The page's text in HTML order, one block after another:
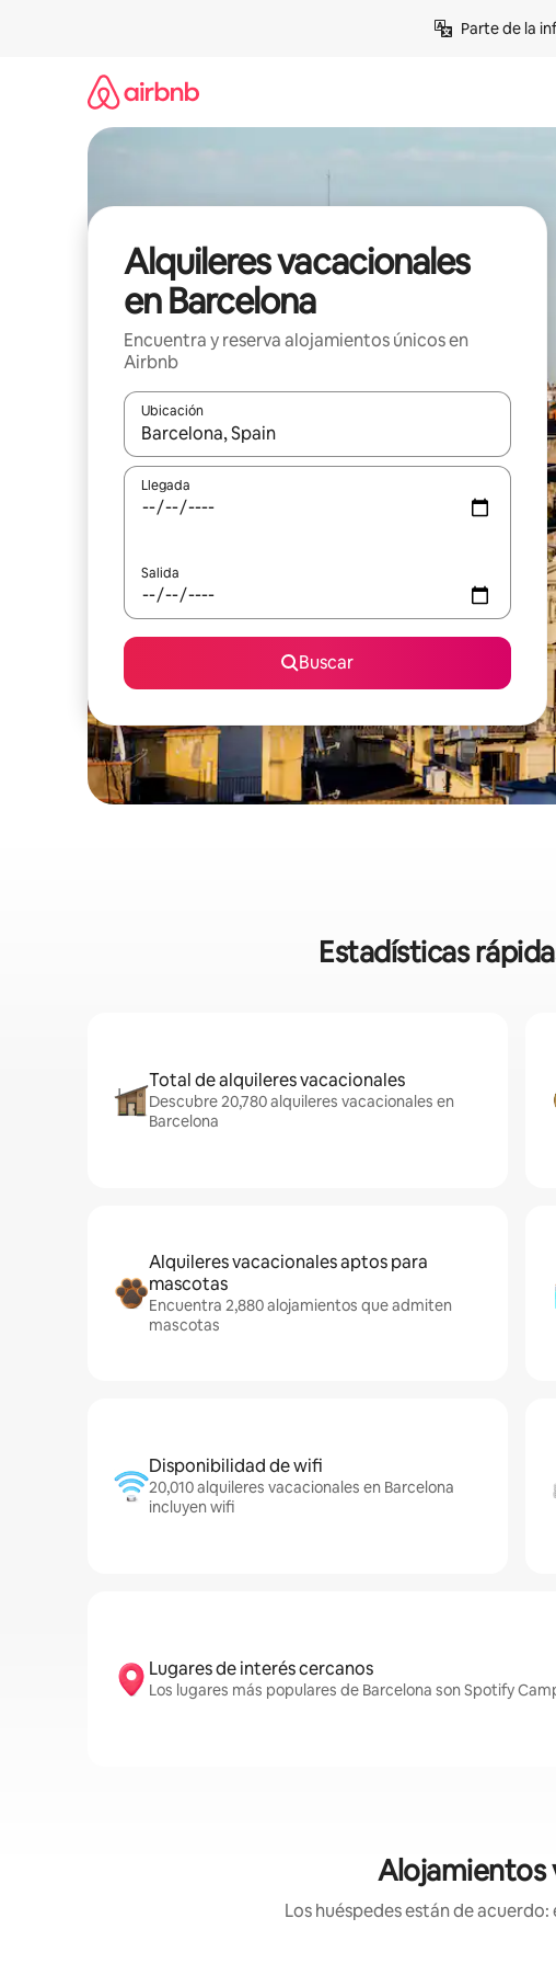
Parte de la
Alquileres vacacionales
en Barcelona
Encuentra y reserva alojamientos únicos en
Airbnb
Ubicación
Cuando los resultados estén disponibles, navega con las
Llegada
Salida
Buscar
Estadísticas
Total de alquileres vacacionales
Descubre 20,780 alquileres vacacionales en
Barcelona
Alquileres vacacionales aptos para
mascotas
Encuentra 2,880 alojamientos que admiten
mascotas
Disponibilidad de wifi
20,010 alquileres vacacionales en Barcelona
incluyen wifi
Lugares de interés cercanos
Los lugares más populares de Barcelona son Spotify
Alojamientos
Los huéspedes están de